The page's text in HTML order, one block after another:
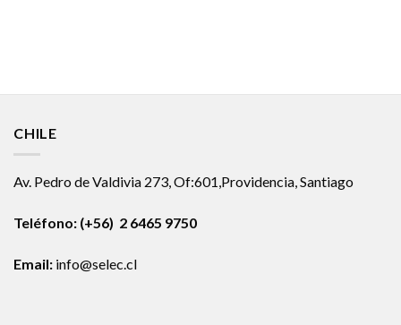
CHILE
Av. Pedro de Valdivia 273, Of:601,Providencia, Santiago
Teléfono: (+56) 2 6465 9750
Email: info@selec.cl